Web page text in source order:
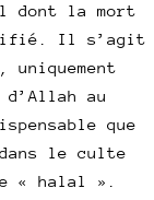
dont la mort
Il s’agit
d’Allah au
que
le culte
« halal ».